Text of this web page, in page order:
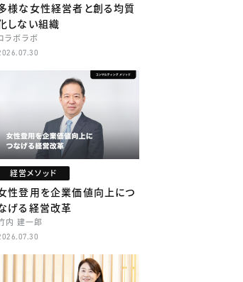
様な女性経営者と創る均質
しない組織
ラボラボ
経営メソッド
性登用を企業価値向上につ
げる経営改革
内 建一郎